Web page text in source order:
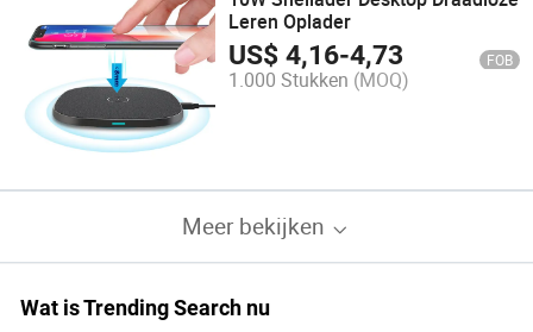
Leren Oplader
US$4,16-4,73 FOB
1.000 Stukken (MOQ)
Meer bekijken
Wat is Trending Search nu